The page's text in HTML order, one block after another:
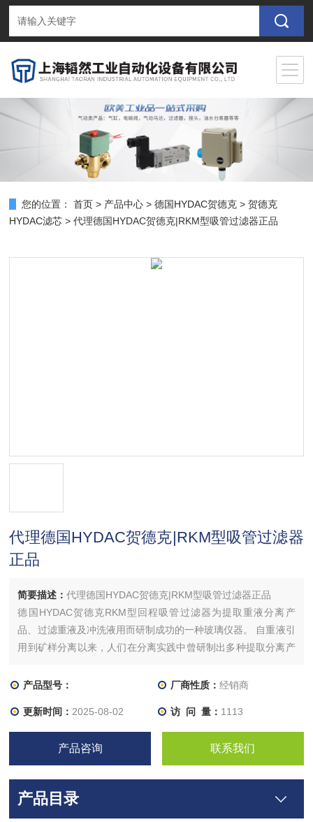
您的位置： 首页 > 产品中心 >德国HYDAC贺德克 >贺德克
HYDAC滤芯 > 代理德国HYDAC贺德克|RKM型吸管过滤器正品
代理德国HYDAC贺德克|RKM型吸管过滤器
正品
简要描述：代理德国HYDAC贺德克|RKM型吸管过滤器正品
德国HYDAC贺德克RKM型回程吸管过滤器为提取重液分离产
品、过滤重液及冲洗液用而研制成功的一种玻璃仪器。 自重液引
用到矿样分离以来，人们在分离实践中曾研制出多种提取分离产
斗、各种双层分离管、冰冻截取等。在过滤方面有:自然过滤、砂
产品型号： 厂商性质： 经销商
更新时间： 2025-08-02 访 问 量： 1113
产品咨询 联系我们
产品目录